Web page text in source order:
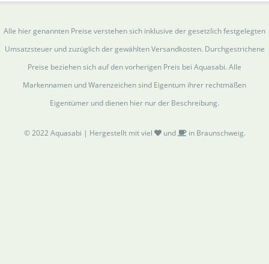
Alle hier genannten Preise verstehen sich inklusive der gesetzlich festgelegten
Umsatzsteuer und zuzüglich der gewählten Versandkosten. Durchgestrichene
Preise beziehen sich auf den vorherigen Preis bei Aquasabi. Alle
Markennamen und Warenzeichen sind Eigentum ihrer rechtmäßen
Eigentümer und dienen hier nur der Beschreibung.
© 2022 Aquasabi | Hergestellt mit viel und in Braunschweig.